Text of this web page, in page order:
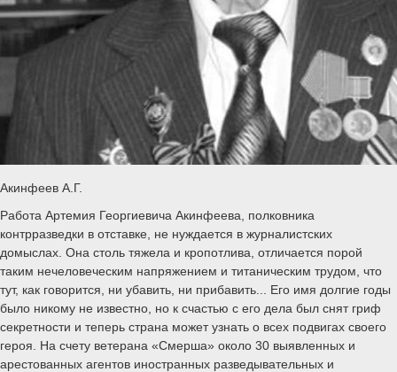
Акинфеев А.Г.
Работа Артемия Георгиевича Акинфеева, полковника
контрразведки в отставке, не нуждается в журналистских
домыслах. Она столь тяжела и кропотлива, отличается порой
таким нечеловеческим напряжением и титаническим трудом, что
тут, как говорится, ни убавить, ни прибавить... Его имя долгие годы
было никому не известно, но к счастью с его дела был снят гриф
секретности и теперь страна может узнать о всех подвигах своего
героя. На счету ветерана «Смерша» около 30 выявленных и
арестованных агентов иностранных разведывательных и